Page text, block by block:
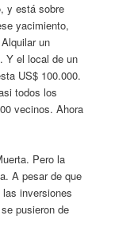
y está sobre
yacimiento,
un
Y el local de un
US$ 100.000.
todos los
vecinos. Ahora
Pero la
A pesar de que
inversiones
pusieron de